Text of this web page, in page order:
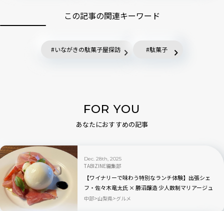
この記事の関連キーワード
いながきの駄菓子屋探訪 駄菓子
FOR YOU
あなたにおすすめの記事
Dec. 28th, 2025
TABIZINE編集部
【ワイナリーで味わう特別なランチ体験】出張シェ
フ・佐々木竜太氏 × 勝沼醸造 少人数制マリアージュ
イベント開催
中部 山梨県 グルメ